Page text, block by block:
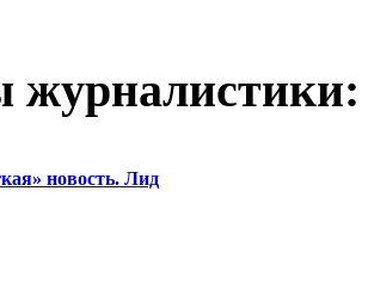
журналистики:
новость. Лид